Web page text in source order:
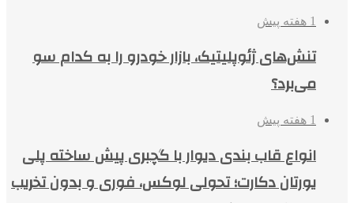
1 هفته پیش
تنش‌های ژئوپلیتیک، بازار خودرو را به کدام سو
می‌برد؟
1 هفته پیش
انواع قاب بندی دیوار با گچبری پیش ساخته پلی
یورتان دکارت؛ تحولی لوکس، فوری و بدون تخریب